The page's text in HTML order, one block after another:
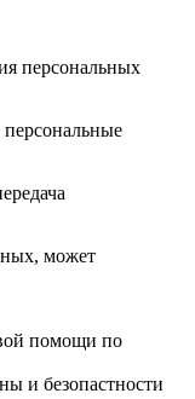
персональных
может
помощи по
и безопастности